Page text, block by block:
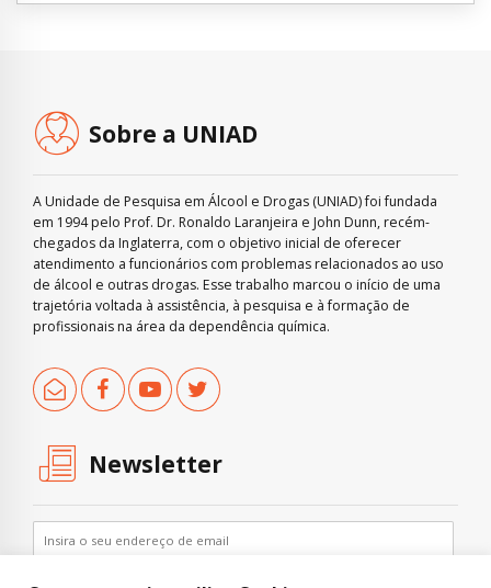
Sobre a UNIAD
A Unidade de Pesquisa em Álcool e Drogas (UNIAD) foi fundada
em 1994 pelo Prof. Dr. Ronaldo Laranjeira e John Dunn, recém-
chegados da Inglaterra, com o objetivo inicial de oferecer
atendimento a funcionários com problemas relacionados ao uso
de álcool e outras drogas. Esse trabalho marcou o início de uma
trajetória voltada à assistência, à pesquisa e à formação de
profissionais na área da dependência química.
Newsletter